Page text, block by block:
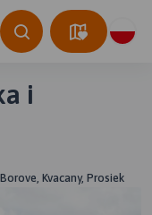
i
Kvacany, Prosiek